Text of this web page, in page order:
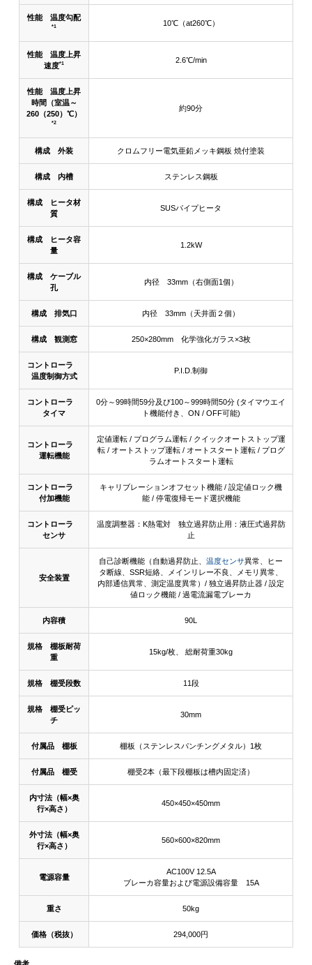
性能 温度勾配
*1 10℃（at260℃）
性能 温度上昇
速度*1 2.6℃/min
性能 温度上昇
時間（室温～
260（250）℃）
*2
約90分
構成 外装 クロムフリー電気亜鉛メッキ鋼板 焼付塗装
構成 内槽 ステンレス鋼板
構成 ヒータ材
質
SUSパイプヒータ
構成 ヒータ容
量
1.2kW
構成 ケーブル
孔
内径 33mm（右側面1個）
構成 排気口 内径 33mm（天井面２個）
構成 観測窓 250×280mm 化学強化ガラス×3枚
コントローラ
温度制御方式
P.I.D.制御
コントローラ
タイマ
0分～99時間59分及び100～999時間50分 (タイマウエイ
ト機能付き、ON / OFF可能)
コントローラ
運転機能
定値運転 / プログラム運転 / クイックオートストップ運
転 / オートストップ運転 / オートスタート運転 / プログ
ラムオートスタート運転
コントローラ
付加機能
キャリブレーションオフセット機能 / 設定値ロック機
能 / 停電復帰モード選択機能
コントローラ
センサ
温度調整器：K熱電対 独立過昇防止用：液圧式過昇防
止
安全装置
自己診断機能（自動過昇防止、 温度センサ異常、ヒー
タ断線、SSR短絡、メインリレー不良、メモリ異常、
内部通信異常、測定温度異常）/ 独立過昇防止器 / 設定
値ロック機能 / 過電流漏電ブレーカ
内容積 90L
規格 棚板耐荷
重
15kg/枚、 総耐荷重30kg
規格 棚受段数 11段
規格 棚受ピッ
チ
30mm
付属品 棚板 棚板（ステンレスパンチングメタル）1枚
付属品 棚受 棚受2本（最下段棚板は槽内固定済）
内寸法（幅×奥
行×高さ）
450×450×450mm
外寸法（幅×奥
行×高さ）
560×600×820mm
電源容量
AC100V 12.5A
ブレーカ容量および電源設備容量 15A
重さ 50kg
価格（税抜） 294,000円